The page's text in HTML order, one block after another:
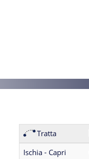
Tratta
Ischia - Capri